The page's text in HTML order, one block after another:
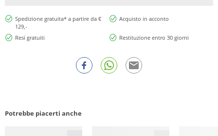
Spedizione gratuita* a partire da €
129,-
Acquisto in acconto
Resi gratuiti Restituzione entro 30 giorni
Potrebbe piacerti anche